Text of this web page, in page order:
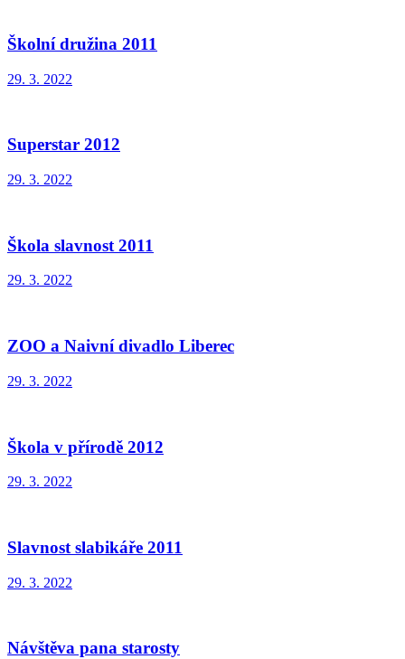
Školní družina 2011
29. 3. 2022
Superstar 2012
29. 3. 2022
Škola slavnost 2011
29. 3. 2022
ZOO a Naivní divadlo Liberec
29. 3. 2022
Škola v přírodě 2012
29. 3. 2022
Slavnost slabikáře 2011
29. 3. 2022
Návštěva pana starosty